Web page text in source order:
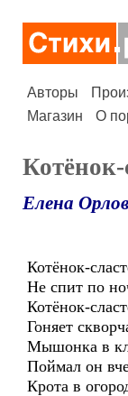
Авторы
Магазин
О
Котёнок-
Елена
Котёнок-
Не спит по
Котёнок-
Гоняет
Мышонка в
Поймал он
Крота в